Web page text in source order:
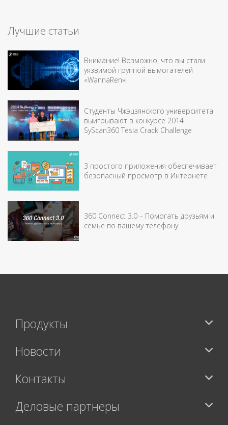
Лучшие статьи
Внимание! Возможно, что вы стали
уязвимой группой вымогателей
«WannaRen»!
Студенты Чжэцзянского университета
выигрывают в конкурсе 2014
SyScan360 Tesla Crack Challenge
3 простого приложения обеспечивает
безопасный просмотр в Интернете
360 Connect 3.0 – Помогать друзьям и
семье по вашему телефону
Продукты
Новости
Контакты
Деловые партнеры